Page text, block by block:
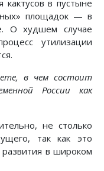
в пустыне
площадок — в
О худшем случае
утилизации
в чем состоит
России как
не столько
так как это
в широком